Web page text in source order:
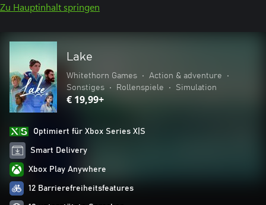
Zu Hauptinhalt springen
Lake
Whitethorn Games • Action & adventure
•
Sonstiges
• Rollenspiele • Simulation
€ 19,99+
Optimiert für Xbox Series X|S
Smart Delivery
Xbox Play Anywhere
12 Barrierefreiheitsfeatures